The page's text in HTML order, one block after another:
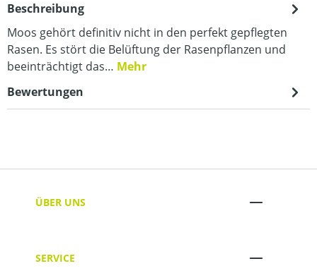
Beschreibung
Moos gehört definitiv nicht in den perfekt gepflegten
Rasen. Es stört die Belüftung der Rasenpflanzen und
beeinträchtigt das… Mehr
Bewertungen
ÜBER UNS
SERVICE